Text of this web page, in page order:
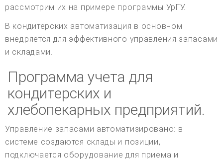
рассмотрим их на примере программы УрГУ.
В кондитерских автоматизация в основном
внедряется для эффективного управления запасами
и складами.
Программа учета для
кондитерских и
хлебопекарных предприятий.
Управление запасами автоматизировано: в
системе создаются склады и позиции,
подключается оборудование для приема и